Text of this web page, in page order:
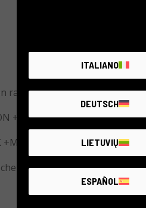
rafale)
+ AF/AE LOCK + DISP (display)
SET + flèche GAUCHE
est SHTCNT
ITALIANO
DEUTSCH
LIETUVIŲ
ESPAÑOL